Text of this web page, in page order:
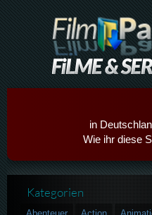
in
Wie ihr diese
Kategorien